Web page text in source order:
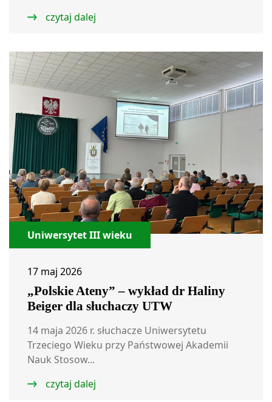
czytaj dalej
Uniwersytet III wieku
17 maj 2026
„Polskie Ateny” – wykład dr Haliny
Beiger dla słuchaczy UTW
14 maja 2026 r. słuchacze Uniwersytetu
Trzeciego Wieku przy Państwowej Akademii
Nauk Stosow...
czytaj dalej